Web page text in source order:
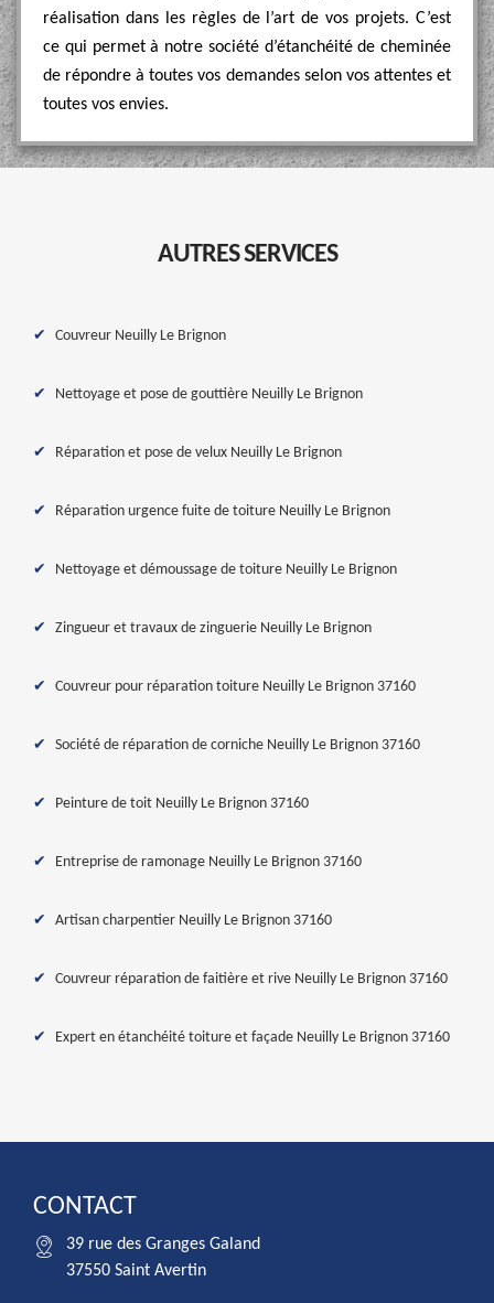
réalisation dans les règles de l’art de vos projets. C’est
ce qui permet à notre société d’étanchéité de cheminée
de répondre à toutes vos demandes selon vos attentes et
toutes vos envies.
AUTRES SERVICES
Couvreur Neuilly Le Brignon
Nettoyage et pose de gouttière Neuilly Le Brignon
Réparation et pose de velux Neuilly Le Brignon
Réparation urgence fuite de toiture Neuilly Le Brignon
Nettoyage et démoussage de toiture Neuilly Le Brignon
Zingueur et travaux de zinguerie Neuilly Le Brignon
Couvreur pour réparation toiture Neuilly Le Brignon 37160
Société de réparation de corniche Neuilly Le Brignon 37160
Peinture de toit Neuilly Le Brignon 37160
Entreprise de ramonage Neuilly Le Brignon 37160
Artisan charpentier Neuilly Le Brignon 37160
Couvreur réparation de faitière et rive Neuilly Le Brignon 37160
Expert en étanchéité toiture et façade Neuilly Le Brignon 37160
CONTACT
39 rue des Granges Galand
37550 Saint Avertin